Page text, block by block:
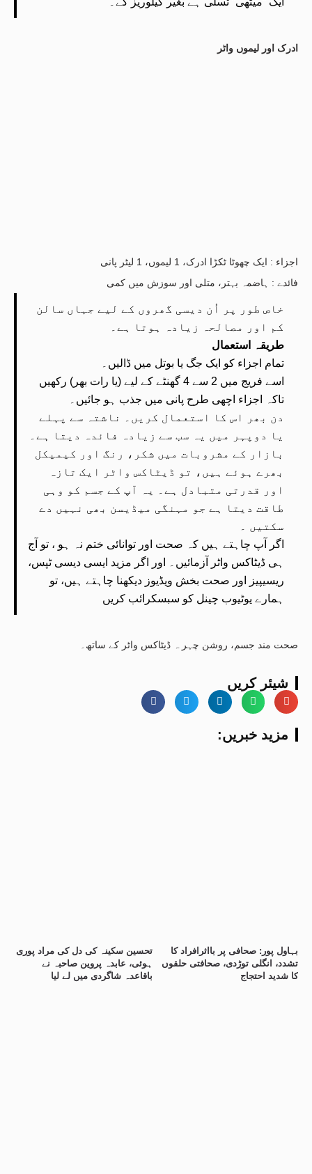
ادرک اور لیموں واٹر
اجزاء : ایک چھوٹا ٹکڑا ادرک، 1 لیموں، 1 لیٹر پانی
فائدے : ہاضمہ بہتر، متلی اور سوزش میں کمی
خاص طور پر اُن دیسی گھروں کے لیے جہاں سالن
کم اور مصالحہ زیادہ ہوتا ہے۔
طریقہ استعمال
تمام اجزاء کو ایک جگ یا بوتل میں ڈالیں۔
اسے فریج میں 2 سے 4 گھنٹے کے لیے (یا رات بھر) رکھیں
تاکہ اجزاء اچھی طرح پانی میں جذب ہو جائیں۔
دن بھر اس کا استعمال کریں۔ ناشتہ سے پہلے
یا دوپہر میں یہ سب سے زیادہ فائدہ دیتا ہے۔
بازار کے مشروبات میں شکر، رنگ اور کیمیکل
بھرے ہوئے ہیں، تو ڈیٹاکس واٹر ایک تازہ
اور قدرتی متبادل ہے۔ یہ آپ کے جسم کو وہی
طاقت دیتا ہے جو مہنگی میڈیسن بھی نہیں دے
سکتیں ۔
اگر آپ چاہتے ہیں کہ صحت اور توانائی ختم نہ ہو ، تو آج
ہی ڈیٹاکس واٹر آزمائیں۔ اور اگر مزید ایسی دیسی ٹپس،
ریسیپیز اور صحت بخش ویڈیوز دیکھنا چاہتے ہیں، تو
ہمارے یوٹیوب چینل کو سبسکرائب کریں
صحت مند جسم، روشن چہر ہ ڈیٹاکس واٹر کے ساتھ۔
شیئر کریں
:مزید خبریں
تحسین سکینہ کی دل کی مراد پوری
ہوئی، عابدہ پروین صاحبہ نے
باقاعدہ شاگردی میں لے لیا
بہاول پور: صحافی پر بااثرافراد کا
تشدد، انگلی توڑدی، صحافتی حلقوں
کا شدید احتجاج